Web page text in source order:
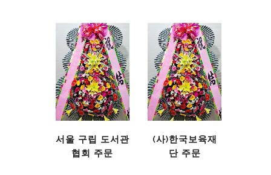
서울 구립 도서관
협회 주문
(사)한국보육재
단 주문